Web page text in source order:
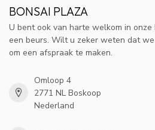
BONSAI PLAZA
U bent ook van harte welkom in
een beurs. Wilt u zeker weten dat
om een afspraak te maken.
Omloop 4
2771 NL Boskoop
Nederland